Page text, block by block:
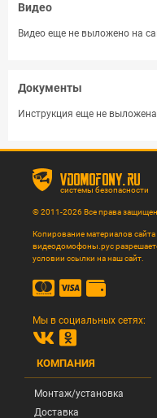
Видео
Видео еще не выложено на
Документы
Инструкция еще не
vdomofony.ru
системы безопасности
© 2011-2026 Все права
Копирование материалов сайта
видеодомофоны.рус
условии ссылки на наш сайт.
Мы в социальных сетях:
КОМПАНИЯ
Монтаж/установка
Доставка